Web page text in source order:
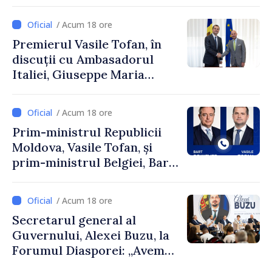
Uygar Mustafa Sertel
/ Acum 18 ore
Premierul Vasile Tofan, în
discuții cu Ambasadorul
Italiei, Giuseppe Maria
/ Acum 18 ore
Prim-ministrul Republicii
Moldova, Vasile Tofan, și
prim-ministrul Belgiei, Bart
despre parcursul european
al Republicii Moldova.
/ Acum 18 ore
Secretarul general al
Guvernului, Alexei Buzu, la
Forumul Diasporei: „Avem